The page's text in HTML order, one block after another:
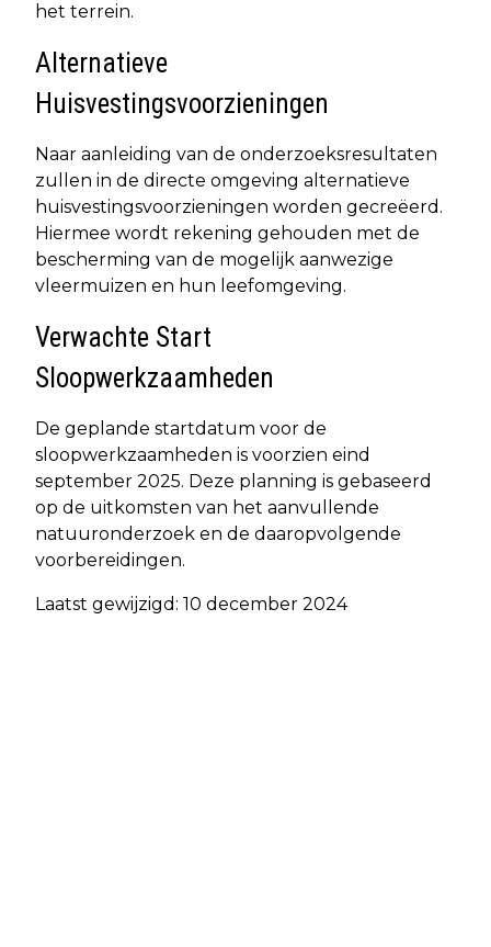
het terrein.
Alternatieve
Huisvestingsvoorzieningen
Naar aanleiding van de onderzoeksresultaten
zullen in de directe omgeving alternatieve
huisvestingsvoorzieningen worden gecreëerd.
Hiermee wordt rekening gehouden met de
bescherming van de mogelijk aanwezige
vleermuizen en hun leefomgeving.
Verwachte Start
Sloopwerkzaamheden
De geplande startdatum voor de
sloopwerkzaamheden is voorzien eind
september 2025. Deze planning is gebaseerd
op de uitkomsten van het aanvullende
natuuronderzoek en de daaropvolgende
voorbereidingen.
Laatst gewijzigd: 10 december 2024